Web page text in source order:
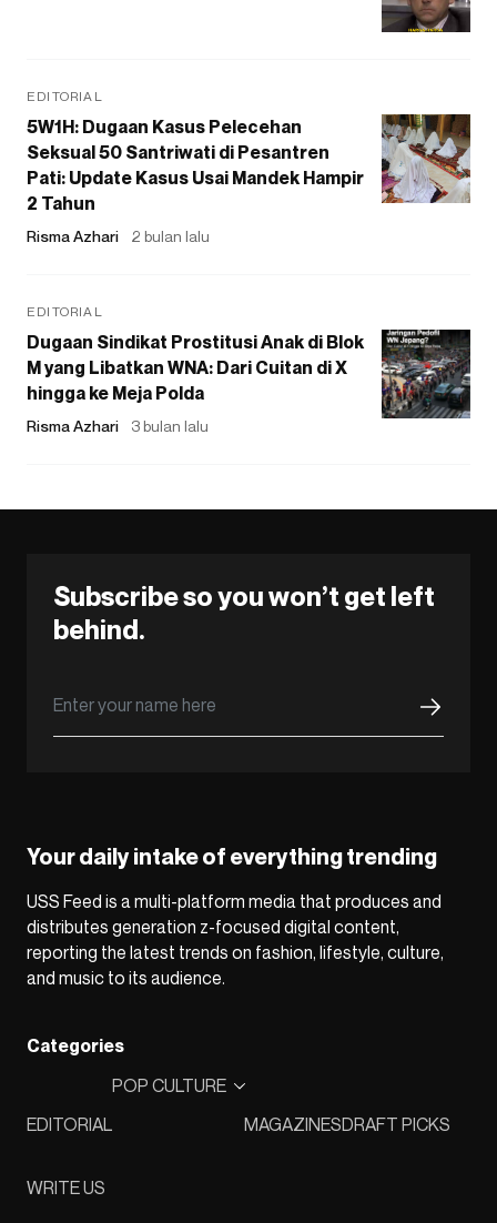
EDITORIAL
5W1H: Dugaan Kasus Pelecehan
Seksual 50 Santriwati di Pesantren
Pati: Update Kasus Usai Mandek Hampir
2 Tahun
Risma Azhari 2 bulan lalu
EDITORIAL
Dugaan Sindikat Prostitusi Anak di Blok
M yang Libatkan WNA: Dari Cuitan di X
hingga ke Meja Polda
Risma Azhari 3 bulan lalu
Subscribe so you won’t get left
behind.
Your daily intake of everything trending
USS Feed is a multi-platform media that produces and
distributes generation z-focused digital content,
reporting the latest trends on fashion, lifestyle, culture,
and music to its audience.
Categories
EDITORIAL
POP CULTURE
MAGAZINESDRAFT PICKS
WRITE US